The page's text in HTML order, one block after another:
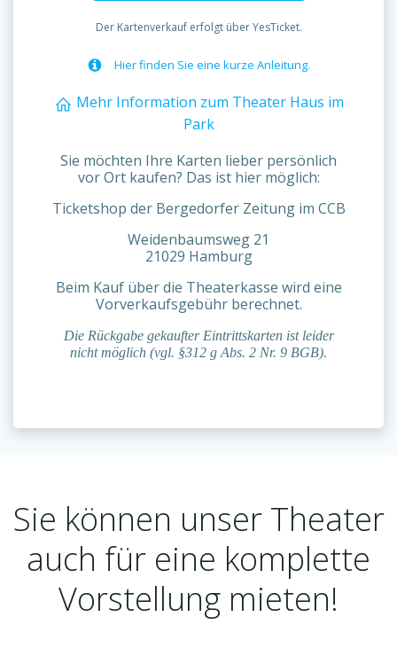
Der Kartenverkauf erfolgt über YesTicket.
Hier finden Sie eine kurze Anleitung.
Mehr Information zum Theater Haus im
Park
Sie möchten Ihre Karten lieber persönlich
vor Ort kaufen? Das ist hier möglich:
Ticketshop der Bergedorfer Zeitung im CCB
Weidenbaumsweg 21
21029 Hamburg
Beim Kauf über die Theaterkasse wird eine
Vorverkaufsgebühr berechnet.
Die Rückgabe gekaufter Eintrittskarten ist leider
nicht möglich (vgl. §312 g Abs. 2 Nr. 9 BGB).
Sie können unser Theater
auch für eine komplette
Vorstellung mieten!